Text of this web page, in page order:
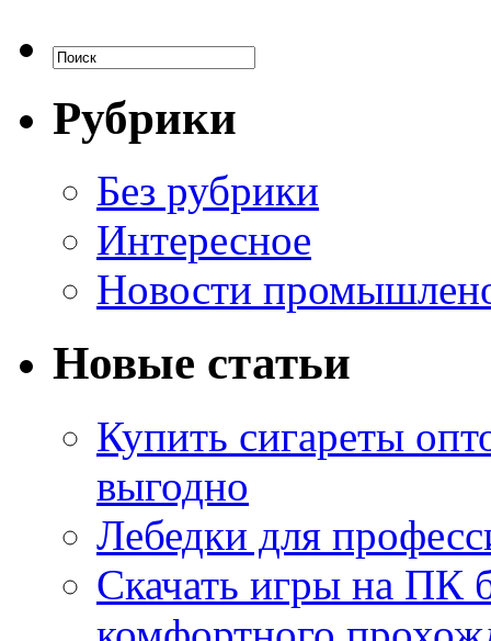
Рубрики
Без рубрики
Интересное
Новости
Новые статьи
Купить сигареты
выгодно
Лебедки для
Скачать игры на ПК